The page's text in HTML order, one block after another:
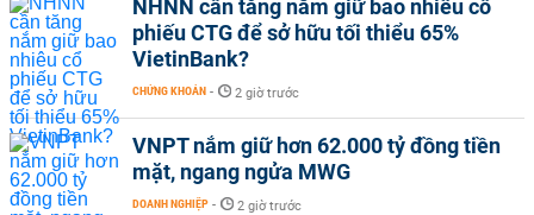
NHNN cần tăng nắm giữ bao nhiêu cổ
phiếu CTG để sở hữu tối thiểu 65%
VietinBank?
CHỨNG KHOÁN - 2 giờ trước
VNPT nắm giữ hơn 62.000 tỷ đồng tiền
mặt, ngang ngửa MWG
DOANH NGHIỆP - 2 giờ trước